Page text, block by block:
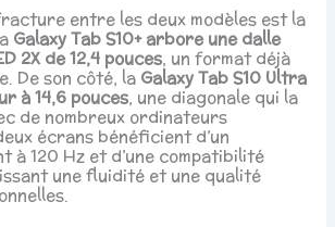
entre les deux modèles est la
Galaxy Tab S10+ arbore une dalle
2X de 12,4 pouces, un format déjà
De son côté, la Galaxy Tab S10 Ultra
à 14,6 pouces, une diagonale qui la
de nombreux ordinateurs
écrans bénéficient d’un
à 120 Hz et d’une compatibilité
une fluidité et une qualité